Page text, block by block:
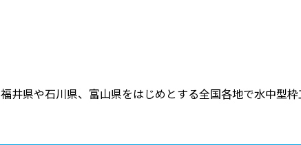
井県や石川県、富山県をはじめとする全国各地で水中型